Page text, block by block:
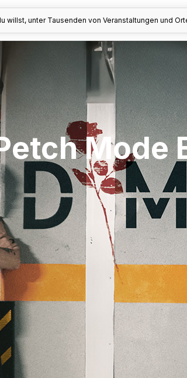
willst, unter Tausenden von Veranstaltungen und
Mode